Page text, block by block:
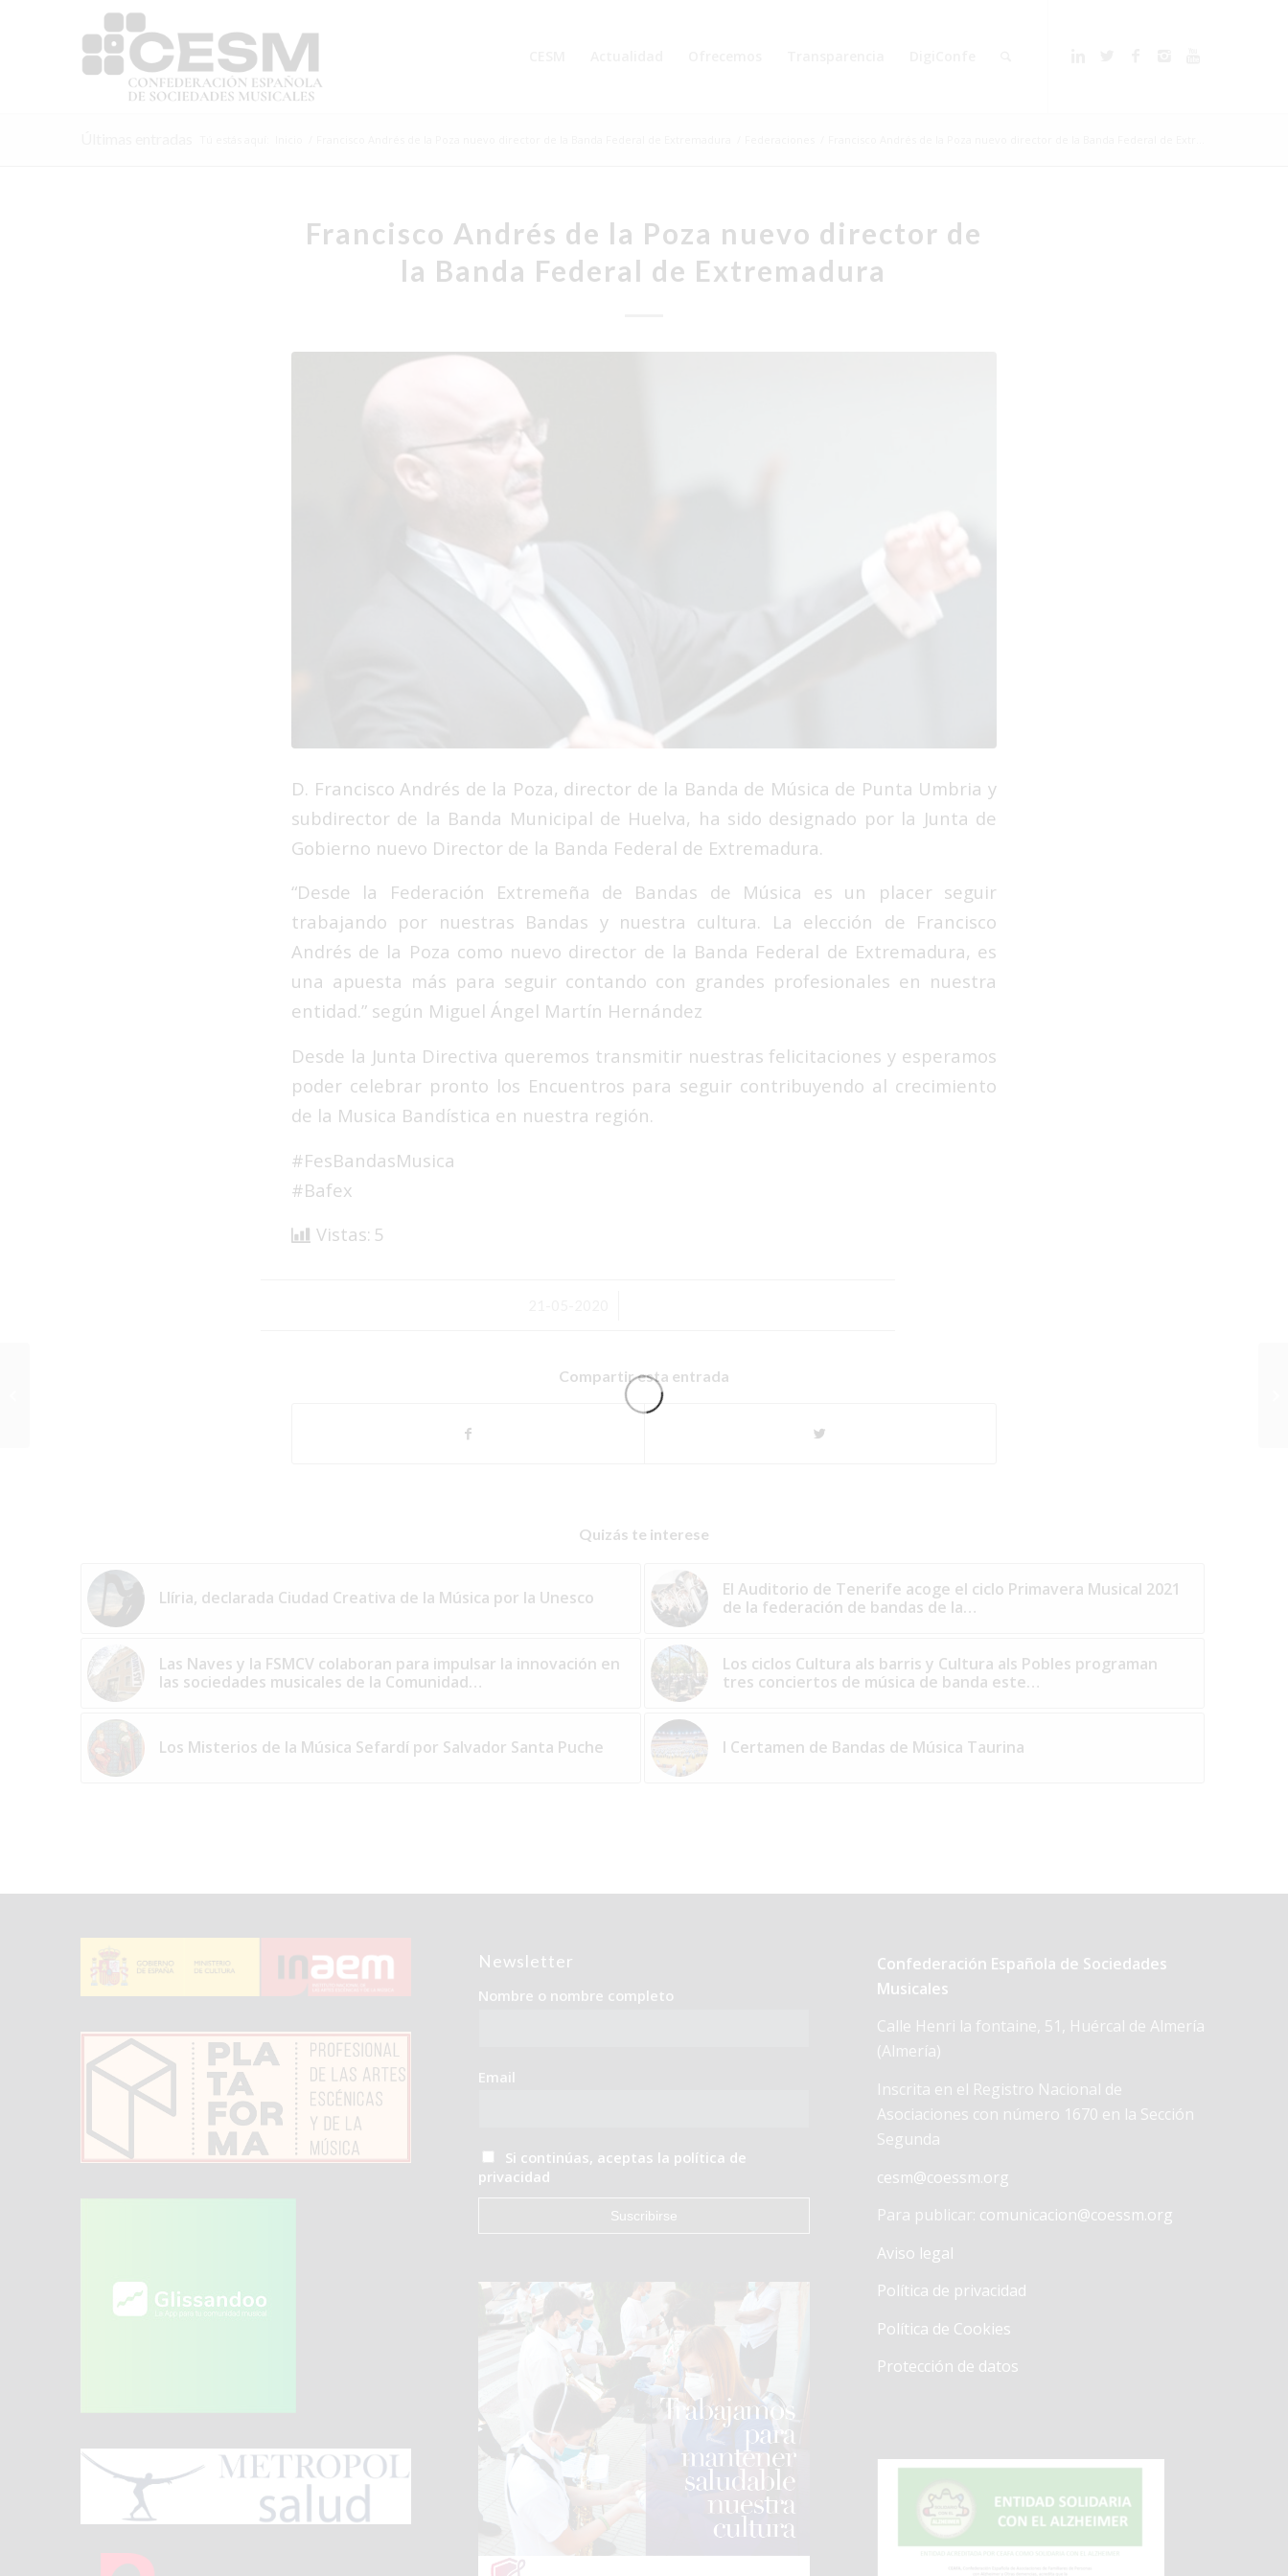
Francisco Andrés de la Poza nuevo director de
la Banda Federal de Extremadura
D. Francisco Andrés de la Poza, director de la Banda de Música de Punta Umbria y
subdirector de la Banda Municipal de Huelva, ha sido designado por la Junta de
Gobierno nuevo Director de la Banda Federal de Extremadura.
“Desde la Federación Extremeña de Bandas de Música es un placer seguir
trabajando por nuestras Bandas y nuestra cultura. La elección de Francisco
Andrés de la Poza como nuevo director de la Banda Federal de Extremadura, es
una apuesta más para seguir contando con grandes profesionales en nuestra
entidad.” según Miguel Ángel Martín Hernández
Desde la Junta Directiva queremos transmitir nuestras felicitaciones y esperamos
poder celebrar pronto los Encuentros para seguir contribuyendo al crecimiento
de la Musica Bandística en nuestra región.
#FesBandasMusica
#Bafex
Vistas: 5
Compartir esta entrada
Quizás te interese
Llíria, declarada Ciudad Creativa de la Música por la Unesco
El Auditorio de Tenerife acoge el ciclo Primavera Musical 2021
de la federación de bandas de la…
Las Naves y la FSMCV colaboran para impulsar la innovación en
las sociedades musicales de la Comunidad…
Los ciclos Cultura als barris y Cultura als Pobles programan
tres conciertos de música de banda este…
Los Misterios de la Música Sefardí por Salvador Santa Puche I Certamen de Bandas de Música Taurina
Newsletter
Nombre o nombre completo
Email
Si continúas, aceptas la política de
privacidad
Confederación Española de Sociedades
Musicales
Calle Henri la fontaine, 51, Huércal de Almería
(Almería)
Inscrita en el Registro Nacional de
Asociaciones con número 1670 en la Sección
Segunda
cesm@coessm.org
Para publicar: comunicacion@coessm.org
Aviso legal
Política de privacidad
Política de Cookies
Protección de datos